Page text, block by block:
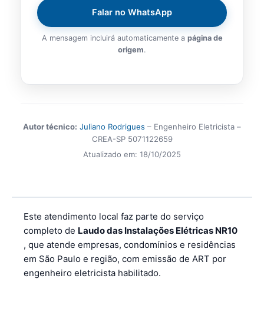
Falar no WhatsApp
A mensagem incluirá automaticamente a página de
origem.
Autor técnico: Juliano Rodrigues – Engenheiro Eletricista –
CREA-SP 5071122659
Atualizado em: 18/10/2025
Este atendimento local faz parte do serviço
completo de Laudo das Instalações Elétricas NR10
, que atende empresas, condomínios e residências
em São Paulo e região, com emissão de ART por
engenheiro eletricista habilitado.